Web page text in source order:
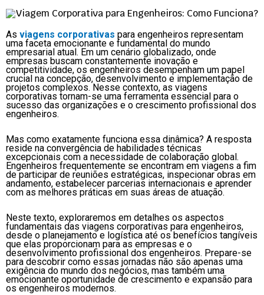
As viagens corporativas para engenheiros representam
uma faceta emocionante e fundamental do mundo
empresarial atual. Em um cenário globalizado, onde
empresas buscam constantemente inovação e
competitividade, os engenheiros desempenham um papel
crucial na concepção, desenvolvimento e implementação de
projetos complexos. Nesse contexto, as viagens
corporativas tornam-se uma ferramenta essencial para o
sucesso das organizações e o crescimento profissional dos
engenheiros.
Mas como exatamente funciona essa dinâmica? A resposta
reside na convergência de habilidades técnicas
excepcionais com a necessidade de colaboração global.
Engenheiros frequentemente se encontram em viagens a fim
de participar de reuniões estratégicas, inspecionar obras em
andamento, estabelecer parcerias internacionais e aprender
com as melhores práticas em suas áreas de atuação.
Neste texto, exploraremos em detalhes os aspectos
fundamentais das viagens corporativas para engenheiros,
desde o planejamento e logística até os benefícios tangíveis
que elas proporcionam para as empresas e o
desenvolvimento profissional dos engenheiros. Prepare-se
para descobrir como essas jornadas não são apenas uma
exigência do mundo dos negócios, mas também uma
emocionante oportunidade de crescimento e expansão para
os engenheiros modernos.